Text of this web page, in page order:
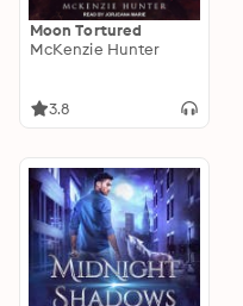
Moon Tortured
McKenzie Hunter
3.8